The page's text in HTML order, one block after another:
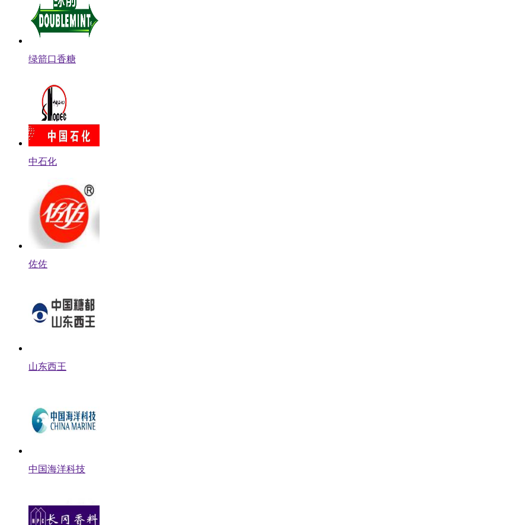
绿箭口香糖
中石化
佐佐
山东西王
中国海洋科技